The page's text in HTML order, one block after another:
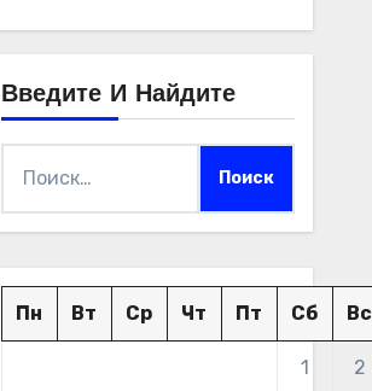
Введите И Найдите
Пн Вт Ср Чт Пт Сб Вс
1 2